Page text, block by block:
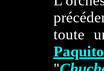
toute